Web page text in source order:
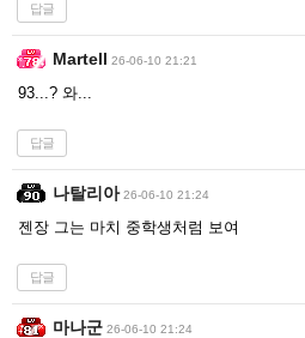
답글
Martell 26-06-10 21:21
93...? 와...
답글
나탈리아 26-06-10 21:24
젠장 그는 마치 중학생처럼 보여
답글
마나군 26-06-10 21:24